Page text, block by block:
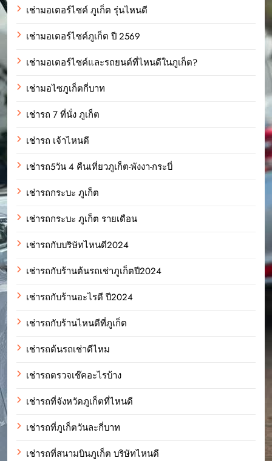
เช่ามอเตอร์ไซค์ ภูเก็ต รุ่นไหนดี
เช่ามอเตอร์ไซค์ภูเก็ต ปี 2569
เช่ามอเตอร์ไซค์และรถยนต์ที่ไหนดีในภูเก็ต?
เช่ามอไซภูเก็ตกี่บาท
เช่ารถ 7 ที่นั่ง ภูเก็ต
เช่ารถ เจ้าไหนดี
เช่ารถ5วัน 4 คืนเที่ยวภูเก็ต-พังงา-กระบี่
เช่ารถกระบะ ภูเก็ต
เช่ารถกระบะ ภูเก็ต รายเดือน
เช่ารถกับบริษัทไหนดี2024
เช่ารถกับร้านต้นรถเช่าภูเก็ตปี2024
เช่ารถกับร้านอะไรดี ปี2024
เช่ารถกับร้านไหนดีที่ภูเก็ต
เช่ารถต้นรถเช่าดีไหม
เช่ารถตรวจเช๊คอะไรบ้าง
เช่ารถที่จังหวัดภูเก็ตที่ไหนดี
เช่ารถที่ภูเก็ตวันละกี่บาท
เช่ารถที่สนามบินภูเก็ต บริษัทไหนดี